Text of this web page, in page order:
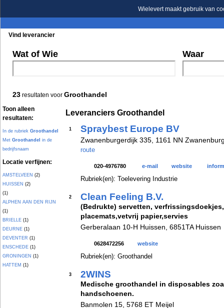
Wielevert maakt gebruik van
Vind leverancier
Wat of Wie Waar
23 resultaten voor Groothandel
Toon alleen
resultaten:
In de rubriek Groothandel
Met Groothandel in de
bedrijfsnaam
Locatie verfijnen:
AMSTELVEEN (2)
HUISSEN (2)
(1)
ALPHEN AAN DEN RIJN
(1)
BRIELLE (1)
DEURNE (1)
DEVENTER (1)
ENSCHEDE (1)
GRONINGEN (1)
HATTEM (1)
Leveranciers Groothandel
1 Spraybest Europe BV
Zwanenburgerdijk 335, 1161 NN
route
020-4976780 e-mail website
Rubriek(en): Toelevering Industrie
2 Clean Feeling B.V.
(Bedrukte) servetten,
placemats,vetvrij papier,servies
Gerberalaan 10-H Huissen, 6851TA Huissen
0628472256 website
Rubriek(en): Groothandel
3 2WINS
Medische groothandel in disposables
handschoenen.
Banmolen 15, 5768 ET Meijel